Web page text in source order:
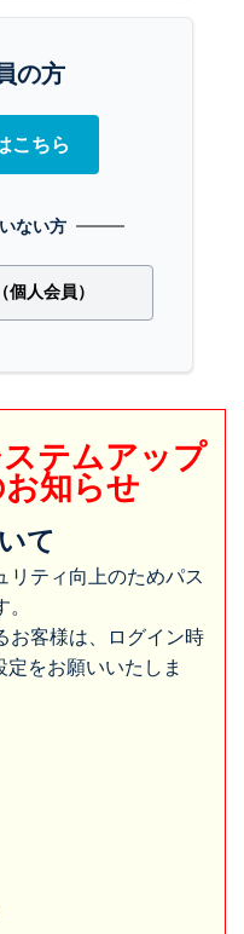
の方
こちら
ない方
人会員）
ステムアップ
知らせ
て
リティ向上のためパス
お客様は、ログイン時
をお願いいたしま